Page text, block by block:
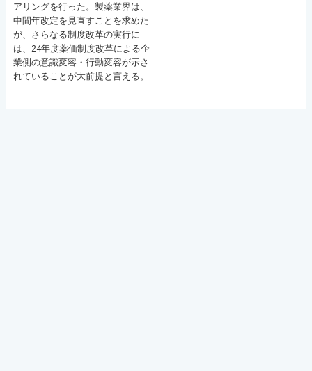
アリングを行った。製薬業界は、
中間年改定を見直すことを求めた
が、さらなる制度改革の実行に
は、24年度薬価制度改革による企
業側の意識変容・行動変容が示さ
れていることが大前提と言える。